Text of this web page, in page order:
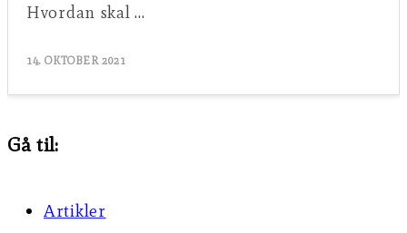
Hvordan skal …
14. OKTOBER 2021
Gå til:
Artikler